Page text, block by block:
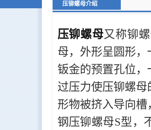
压铆螺母介绍
压铆螺母又称铆
母，外形呈圆形
钣金的预置孔位
过压力使压铆螺
形物被挤入导向
钢压铆螺母S型，